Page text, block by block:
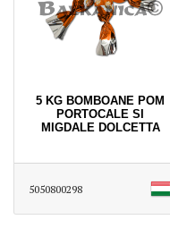
5 KG BOMBOANE POM
PORTOCALE SI
MIGDALE DOLCETTA
5050800298